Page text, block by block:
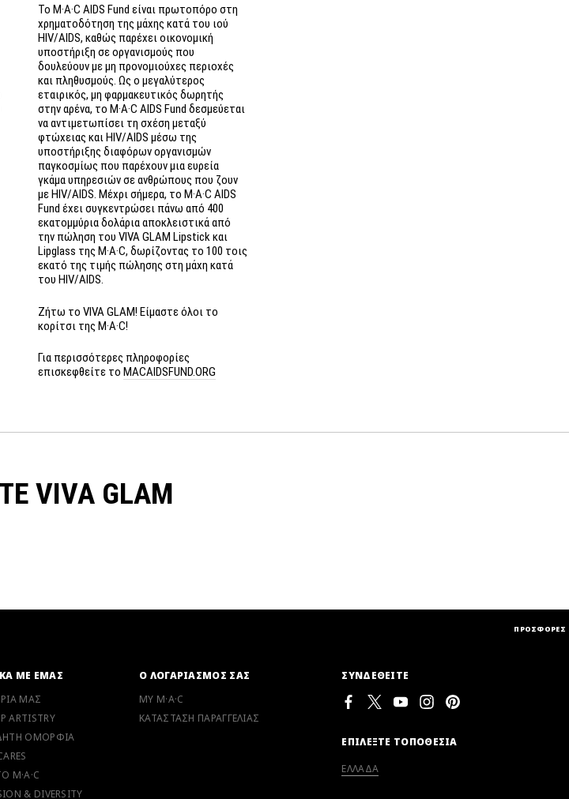
Το M·A·C AIDS Fund είναι πρωτοπόρο στη
χρηματοδότηση της μάχης κατά του ιού
HIV/AIDS, καθώς παρέχει οικονομική
υποστήριξη σε οργανισμούς που
δουλεύουν με μη προνομιούχες περιοχές
και πληθυσμούς. Ως ο μεγαλύτερος
εταιρικός, μη φαρμακευτικός δωρητής
στην αρένα, το M·A·C AIDS Fund δεσμεύεται
νααντιμετωπίσει τη σχέση μεταξύ
φτώχειας και HIV/AIDS μέσω της
υποστήριξης διαφόρων οργανισμών
παγκοσμίως που παρέχουν μια ευρεία
γκάμα υπηρεσιών σε ανθρώπους που ζουν
με HIV/AIDS. Μέχρι σήμερα, το M·A·C AIDS
Fund έχει συγκεντρώσει πάνω από 400
εκατομμύρια δολάρια αποκλειστικά από
την πώληση του VIVA GLAM Lipstick και
Lipglass της M·A·C, δωρίζοντας το 100 τοις
εκατό της τιμής πώλησης στη μάχη κατά
του HIV/AIDS.
Ζήτω το VIVA GLAM! Είμαστε όλοι το
κορίτσι της M·A·C!
Για περισσότερες πληροφορίες
επισκεφθείτε το MACAIDSFUND.ORG
VIVA GLAM
ΠΡΟΣΦΟΡΕΣ
ΜΕ ΕΜΑΣ
ΜΑΣ
ARTISTRY
ΟΜΟΡΦΙΑ
M·A·C
& DIVERSITY
Ο ΛΟΓΑΡΙΑΣΜΟΣ ΣΑΣ
MY M·A·C
ΚΑΤΑΣΤΑΣΗ ΠΑΡΑΓΓΕΛΙΑΣ
ΣΥΝΔΕΘΕΙΤΕ
ΕΠΙΛΕΞΤΕ ΤΟΠΟΘΕΣΙΑ
ΕΛΛΑΔΑ